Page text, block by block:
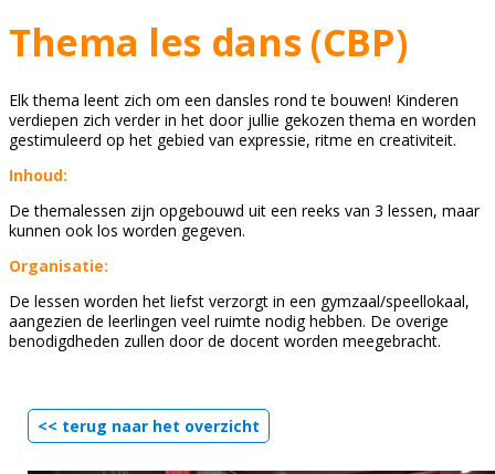
Thema les dans (CBP)
Elk thema leent zich om een dansles rond te bouwen! Kinderen
verdiepen zich verder in het door jullie gekozen thema en worden
gestimuleerd op het gebied van expressie, ritme en creativiteit.
Inhoud:
De themalessen zijn opgebouwd uit een reeks van 3 lessen, maar
kunnen ook los worden gegeven.
Organisatie:
De lessen worden het liefst verzorgt in een gymzaal/speellokaal,
aangezien de leerlingen veel ruimte nodig hebben. De overige
benodigdheden zullen door de docent worden meegebracht.
<< terug naar het overzicht